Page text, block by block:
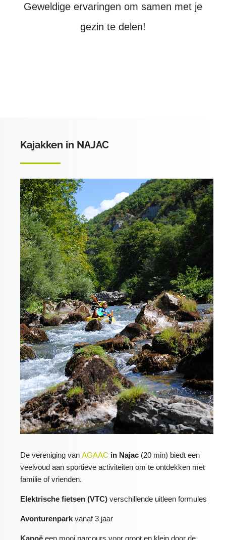
Geweldige ervaringen om samen met je
gezin te delen!
Kajakken in NAJAC
De vereniging van AGAAC in Najac (20 min) biedt een
veelvoud aan sportieve activiteiten om te ontdekken met
familie of vrienden.
Elektrische fietsen (VTC) verschillende uitleen formules
Avonturenpark vanaf 3 jaar
Kanoë een mooi parcours voor groot en klein door de